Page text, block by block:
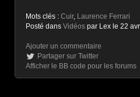
Mots clés : Cuir, Laurence Ferrari
Posté dans Vidéos par Lex le 22
Ajouter un commentaire
Partager sur Twitter
Afficher le BB code pour les forums